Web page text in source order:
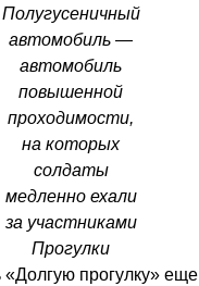
Полугусеничный
автомобиль —
автомобиль
повышенной
проходимости,
на которых
солдаты
медленно ехали
за участниками
Прогулки
«Долгую прогулку»